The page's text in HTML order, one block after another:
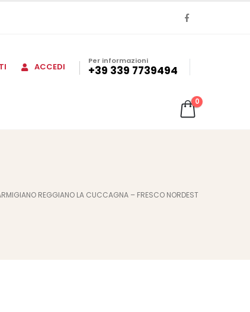
ACCEDI
Per informazioni
+39 339 7739494
0
REGGIANO LA CUCCAGNA – FRESCO NORDEST